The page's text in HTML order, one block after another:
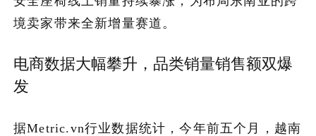
商务合作
加入潮域
境卖家带来全新增量赛道。
电商数据大幅攀升，品类销量销售额双爆
发
据Metric.vn行业数据统计，今年前五个月，越南